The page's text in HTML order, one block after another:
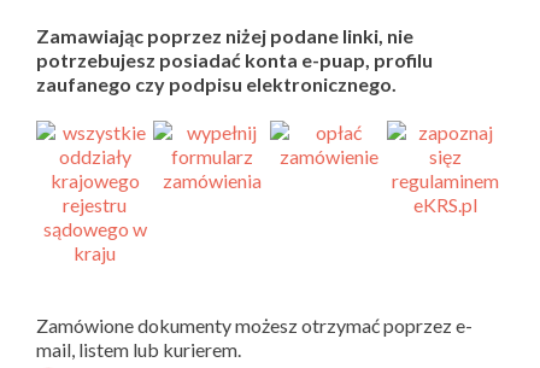
Zamawiając poprzez niżej podane linki, nie
potrzebujesz posiadać konta e-puap, profilu
zaufanego czy podpisu elektronicznego.
Zamówione dokumenty możesz otrzymać poprzez e-
mail, listem lub kurierem.